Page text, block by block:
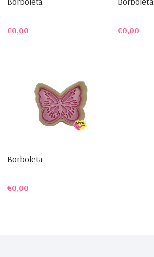
€0,00 €0,00
Borboleta
€0,00